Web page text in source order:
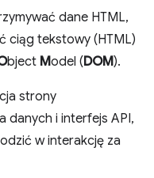
dane HTML,
ciąg tekstowy (HTML)
bject Model (DOM).
strony
danych i interfejs API,
w interakcję za